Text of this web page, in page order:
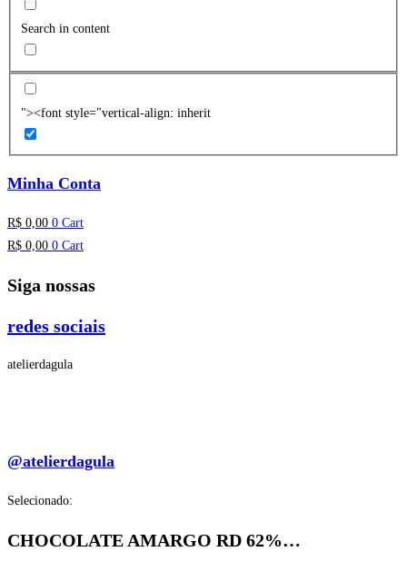
Search in content
"><font style="vertical-align: inherit
Minha Conta
R$ 0,00 0 Cart
R$ 0,00 0 Cart
Siga nossas
redes sociais
atelierdagula
@atelierdagula
Selecionado:
CHOCOLATE AMARGO RD 62%…